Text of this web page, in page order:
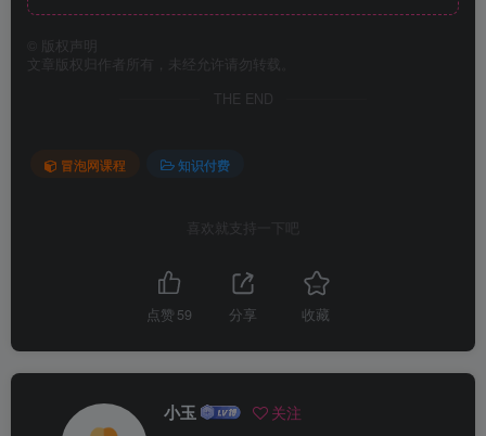
版权声明
文章版权归作者所有，未经允许请勿转载。
THE END
冒泡网课程 知识付费
喜欢就支持一下吧
点赞 59 分享 收藏
小玉 关注